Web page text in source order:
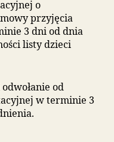
do
od 9 kwietnia od
r. do godz. 15:00
woli w
równoznaczny z